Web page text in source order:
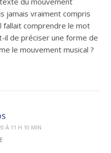
jamais vraiment compris
fallait comprendre le mot
il de préciser une forme de
le mouvement musical ?
À 11 H 10 MIN